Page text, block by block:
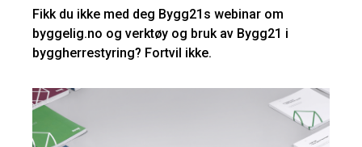
Fikk du ikke med deg Bygg21s webinar om
byggelig.no og verktøy og bruk av Bygg21 i
byggherrestyring? Fortvil ikke.